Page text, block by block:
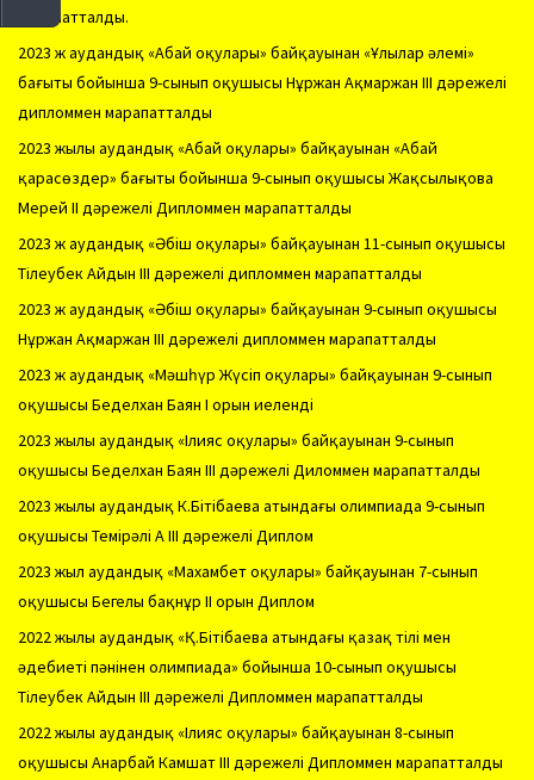
марапатталды.
2023 ж аудандық «Абай оқулары» байқауынан «Ұлылар әлемі»
бағыты бойынша 9-сынып оқушысы Нұржан Ақмаржан ІІІ дәрежелі
дипломмен марапатталды
2023 жылы аудандық «Абай оқулары» байқауынан «Абай
қарасөздер» бағыты бойынша 9-сынып оқушысы Жақсылықова
Мерей ІІ дәрежелі Дипломмен марапатталды
2023 ж аудандық «Әбіш оқулары» байқауынан 11-сынып оқушысы
Тілеубек Айдын ІІІ дәрежелі дипломмен марапатталды
2023 ж аудандық «Әбіш оқулары» байқауынан 9-сынып оқушысы
Нұржан Ақмаржан ІІІ дәрежелі дипломмен марапатталды
2023 ж аудандық «Мәшһүр Жүсіп оқулары» байқауынан 9-сынып
оқушысы Беделхан Баян І орын иеленді
2023 жылы аудандық «Ілияс оқулары» байқауынан 9-сынып
оқушысы Беделхан Баян ІІІ дәрежелі Диломмен марапатталды
2023 жылы аудандық К.Бітібаева атындағы олимпиада 9-сынып
оқушысы Темірәлі А ІІІ дәрежелі Диплом
2023 жыл аудандық «Махамбет оқулары» байқауынан 7-сынып
оқушысы Бегелы бақнұр ІІ орын Диплом
2022 жылы аудандық «Қ.Бітібаева атындағы қазақ тілі мен
әдебиеті пәнінен олимпиада» бойынша 10-сынып оқушысы
Тілеубек Айдын ІІІ дәрежелі Дипломмен марапатталды
2022 жылы аудандық «Ілияс оқулары» байқауынан 8-сынып
оқушысы Анарбай Камшат ІІІ дәрежелі Дипломмен марапатталды